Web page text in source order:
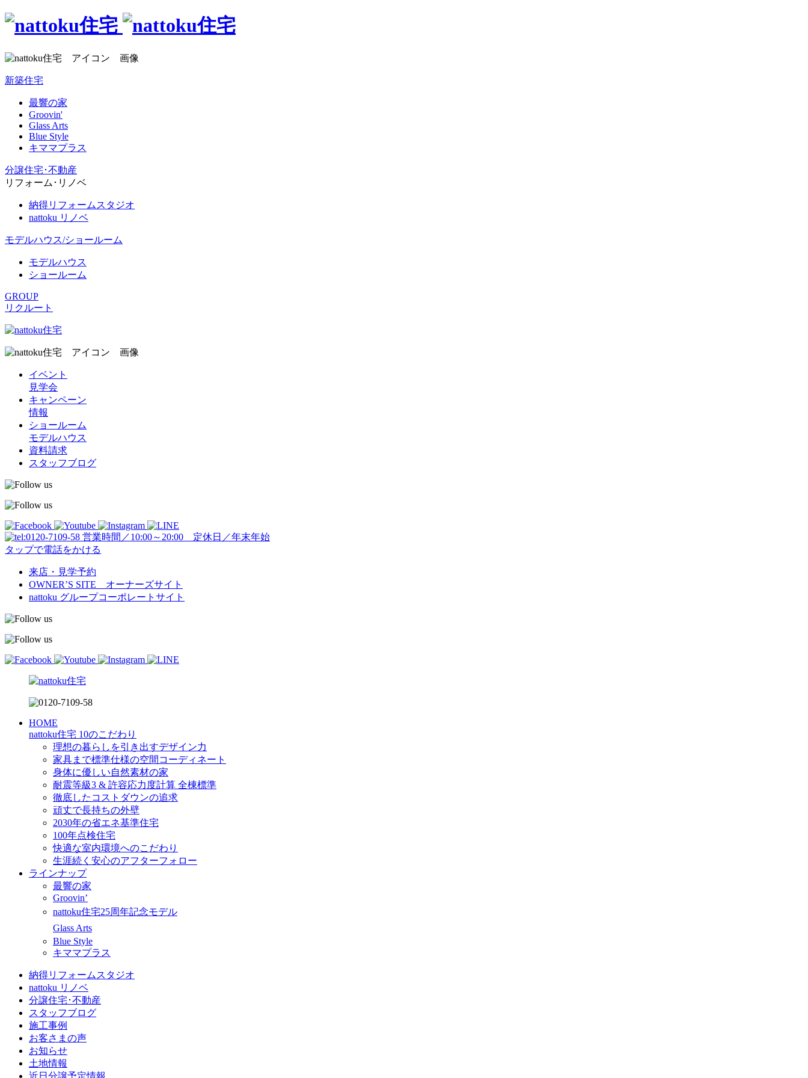
新築住宅
最響の家
Groovin'
Glass Arts
Blue Style
キママプラス
分譲住宅･不動産
リフォーム･リノベ
納得リフォームスタジオ
nattoku リノベ
モデルハウス/ショールーム
モデルハウス
ショールーム
GROUP
リクルート
イベント
見学会
キャンペーン
情報
ショールーム
モデルハウス
資料請求
スタッフブログ
営業時間／10:00～20:00 定休日／年末年始
タップで電話をかける
来店・見学予約
OWNER’S SITE オーナーズサイト
nattoku グループコーポレートサイト
HOME
nattoku住宅 10のこだわり
理想の暮らしを引き出すデザイン力
家具まで標準仕様の空間コーディネート
身体に優しい自然素材の家
耐震等級3 & 許容応力度計算 全棟標準
徹底したコストダウンの追求
頑丈で長持ちの外壁
2030年の省エネ基準住宅
100年点検住宅
快適な室内環境へのこだわり
生涯続く安心のアフターフォロー
ラインナップ
最響の家
Groovin’
nattoku住宅25周年記念モデル
Glass Arts
Blue Style
キママプラス
納得リフォームスタジオ
nattoku リノベ
分譲住宅･不動産
スタッフブログ
施工事例
お客さまの声
お知らせ
土地情報
近日分譲予定情報